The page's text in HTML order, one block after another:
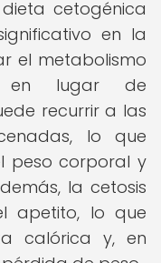
cetogénica
en la
el metabolismo
en lugar de
recurrir a las
lo que
peso corporal y
la cetosis
apetito, lo que
calórica y, en